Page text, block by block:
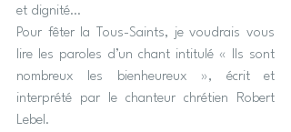
et dignité…
Pour fêter la Tous-Saints, je voudrais vous
lire les paroles d’un chant intitulé « Ils sont
nombreux les bienheureux », écrit et
interprété par le chanteur chrétien Robert
Lebel.